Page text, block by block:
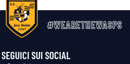
#WEARETHEWASPS
SEGUICI SUI SOCIAL